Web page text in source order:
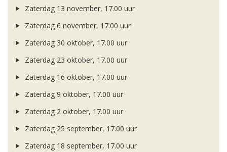
Zaterdag 13 november, 17.00 uur
Zaterdag 6 november, 17.00 uur
Zaterdag 30 oktober, 17.00 uur
Zaterdag 23 oktober, 17.00 uur
Zaterdag 16 oktober, 17.00 uur
Zaterdag 9 oktober, 17.00 uur
Zaterdag 2 oktober, 17.00 uur
Zaterdag 25 september, 17.00 uur
Zaterdag 18 september, 17.00 uur